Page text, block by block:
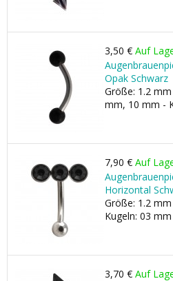
3,50 € Auf
Opak Schwarz
Größe: 1.2
mm, 10 mm -
7,90 € Auf
Horizontal
Größe: 1.2
Kugeln: 03 mm
3,70 € Auf